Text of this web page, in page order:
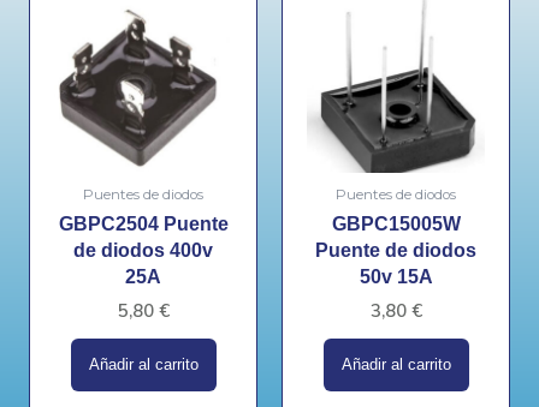
Puentes de diodos
GBPC2504 Puente
de diodos 400v
25A
5,80 €
Añadir al carrito
Puentes de diodos
GBPC15005W
Puente de diodos
50v 15A
3,80 €
Añadir al carrito